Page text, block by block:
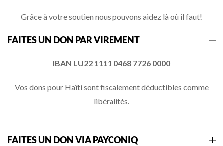
Grâce à votre soutien nous pouvons aidez là où il faut!
FAITES UN DON PAR VIREMENT
IBAN LU22 1111 0468 7726 0000
Vos dons pour Haïti sont fiscalement déductibles comme
libéralités.
FAITES UN DON VIA PAYCONIQ